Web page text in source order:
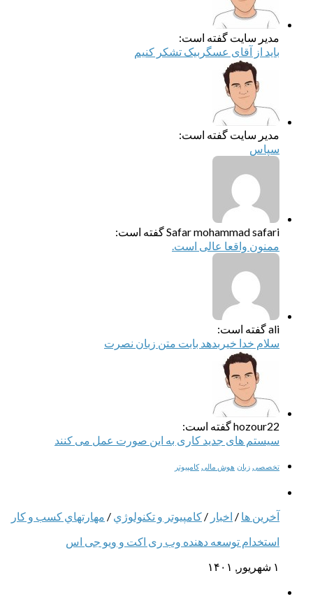
مدیر سایت گفته است:
باید از آقای عسگربیک تشکر کنیم
مدیر سایت گفته است:
سپاس
Safar mohammad safari گفته است:
ممنون واقعا عالی است.
ali گفته است:
سلام خدا خیربدهد بابت متن زبان نصرت
hozour22 گفته است:
سیستم های جدید کاری به این صورت عمل می کنند
تخصصی زبان هوش مالی کامپیوتر
آخرین ها / اخبار / كامپيوتر و تكنولوژي / مهارتهاي كسب و كار
استخدام توسعه دهنده وب ری اکت و ویو جی اس
۱ شهریور, ۱۴۰۱